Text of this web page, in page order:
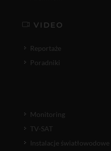
VIDEO
Reportaże
Poradniki
Monitoring
TV-SAT
Instalacje światłowodowe